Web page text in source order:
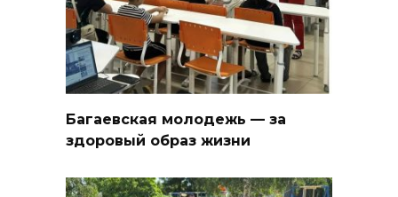
Багаевская молодежь — за
здоровый образ жизни